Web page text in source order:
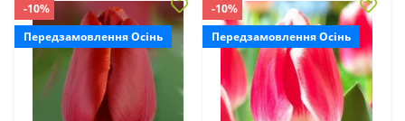
-10%
Передзамовлення Осінь
-10%
Передзамовлення Осінь